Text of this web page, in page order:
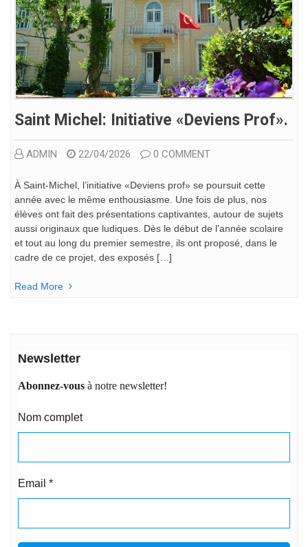
Saint Michel: Initiative «Deviens Prof».
ADMIN 22/04/2026 0 COMMENT
À Saint-Michel, l’initiative «Deviens prof» se poursuit cette
année avec le même enthousiasme. Une fois de plus, nos
élèves ont fait des présentations captivantes, autour de sujets
aussi originaux que ludiques. Dès le début de l’année scolaire
et tout au long du premier semestre, ils ont proposé, dans le
cadre de ce projet, des exposés […]
Read More
Newsletter
Abonnez-vous à notre newsletter!
Nom complet
Email *